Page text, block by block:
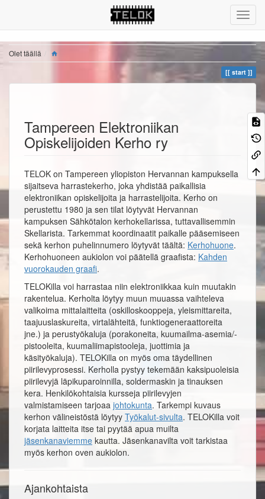
Olet täällä
start
Tampereen Elektroniikan
Opiskelijoiden Kerho ry
TELOK on Tampereen yliopiston Hervannan kampuksella
sijaitseva harrastekerho, joka yhdistää paikallisia
elektroniikan opiskelijoita ja harrastelijoita. Kerho on
perustettu 1980 ja sen tilat löytyvät Hervannan
kampuksen Sähkötalon kerhokellarissa, tuttavallisemmin
Skellarista. Tarkemmat koordinaatit paikalle pääsemiseen
sekä kerhon puhelinnumero löytyvät täältä: Kerhohuone.
Kerhohuoneen aukiolon voi päätellä graafista: Kahden
vuorokauden graafi.
TELOKilla voi harrastaa niin elektroniikkaa kuin muutakin
rakentelua. Kerholta löytyy muun muuassa vaihteleva
valikoima mittalaitteita (oskilloskooppeja, yleismittareita,
taajuuslaskureita, virtalähteitä, funktiogeneraattoreita
jne.) ja perustyökaluja (porakoneita, kuumailma-asemia/-
pistooleita, kuumaliimapistooleja, juottimia ja
käsityökaluja). TELOKilla on myös oma täydellinen
piirilevyprosessi. Kerholla pystyy tekemään kaksipuoleisia
piirilevyjä läpikuparoinnilla, soldermaskin ja tinauksen
kera. Henkilökohtaisia kursseja piirilevyjen
valmistamiseen tarjoaa johtokunta. Tarkempi kuvaus
kerhon välineistöstä löytyy Työkalut-sivulta. TELOKilla voit
korjata laitteita itse tai pyytää apua muilta
jäsenkanaviemme kautta. Jäsenkanavilta voit tarkistaa
myös kerhon oven aukiolon.
Ajankohtaista